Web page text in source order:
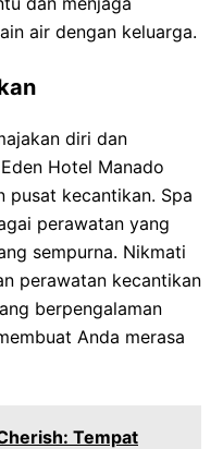
air dengan keluarga.
diri dan
Hotel Manado
pusat kecantikan. Spa
perawatan yang
sempurna. Nikmati
perawatan kecantikan
berpengalaman
Anda merasa
Tempat